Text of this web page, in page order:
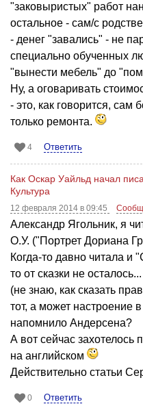
"заковыристых" работ
остальное - сам/с
- денег "завались" - не
специально обученных
"вынести мебель" до
Ну, а оговаривать
- это, как говорится, сам
только ремонта.
4 Ответить
Как Оскар Уайльд начал
Культура
12 февраля 2014 в 09:45
Александр Ягольник, я
О.У. ("Портрет Дориана
Когда-то давно читала и
то от сказки не
(не знаю, как сказать
тот, а может настроение
напомнило Андерсена?
А вот сейчас захотелось
на английском
Действительно статьи
0 Ответить